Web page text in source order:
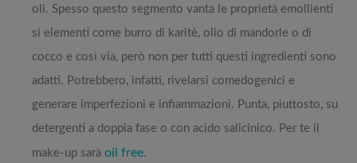
oli. Spesso questo segmento vanta le proprietà emollienti
si elementi come burro di karitè, olio di mandorle o di
cocco e così via, però non per tutti questi ingredienti sono
adatti. Potrebbero, infatti, rivelarsi comedogenici e
generare imperfezioni e infiammazioni. Punta, piuttosto, su
detergenti a doppia fase o con acido salicinico. Per te il
make-up sarà oil free.